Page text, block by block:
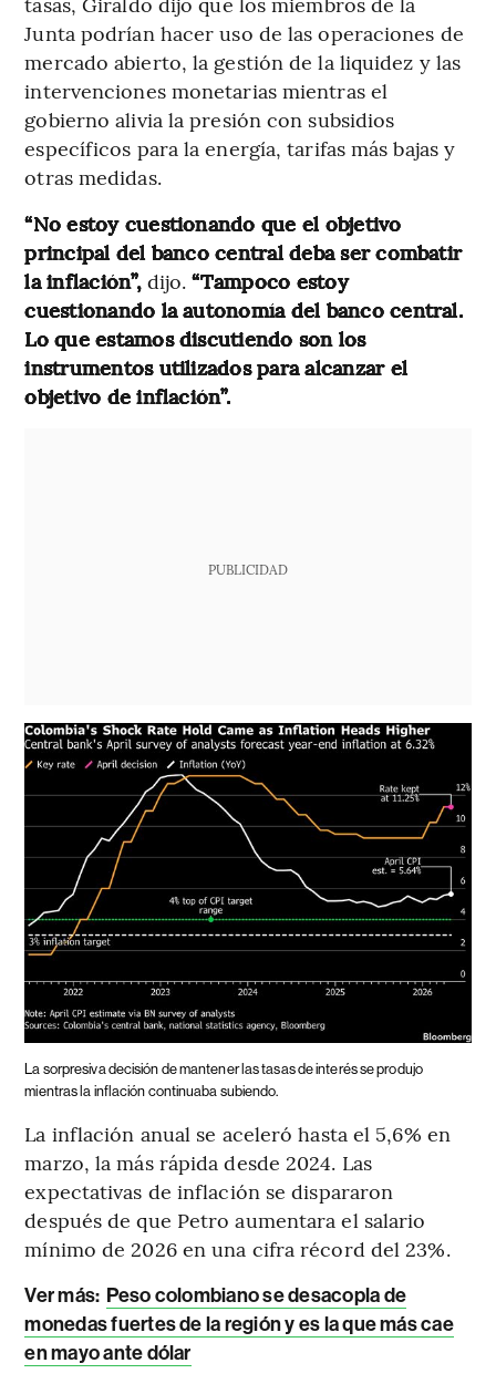
Junta podrían hacer uso de las operaciones de
mercado abierto, la gestión de la liquidez y las
intervenciones monetarias mientras el
gobierno alivia la presión con subsidios
específicos para la energía, tarifas más bajas y
otras medidas.
“No estoy cuestionando que el objetivo
principal del banco central deba ser combatir
la inflación”,dijo.“Tampoco estoy
cuestionando la autonomía del banco central.
Lo que estamos discutiendo son los
instrumentos utilizados para alcanzar el
objetivo de inflación”.
PUBLICIDAD
La sorpresiva decisión de mantener las tasas de interés se produjo
mientras la inflación continuaba subiendo.
La inflación anual se aceleró hasta el 5,6% en
marzo, la más rápida desde 2024. Las
expectativas de inflación se dispararon
después de que Petro aumentara el salario
mínimo de 2026 en una cifra récord del 23%.
Ver más: Peso colombiano se desacopla de
monedas fuertes de la región y es la que más cae
en mayo ante dólar